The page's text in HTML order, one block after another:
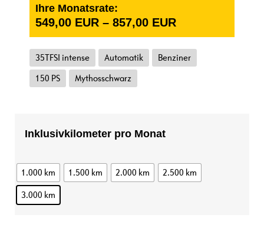
Ihre Monatsrate:
549,00 EUR – 857,00 EUR
35TFSI intense Automatik
Benziner
150 PS
Mythosschwarz
Inklusivkilometer pro Monat
1.000 km 1.500 km 2.000 km
2.500 km
3.000 km